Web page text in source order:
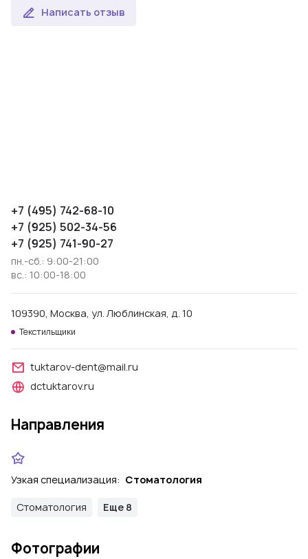
Написать отзыв
+7 (495) 742-68-10
+7 (925) 502-34-56
+7 (925) 741-90-27
пн.-сб.: 9:00-21:00
вс.: 10:00-18:00
109390, Москва, ул. Люблинская, д. 10
Текстильщики
tuktarov-dent@mail.ru
dctuktarov.ru
Направления
Узкая специализация: Стоматология
Стоматология Еще 8
Фотографии